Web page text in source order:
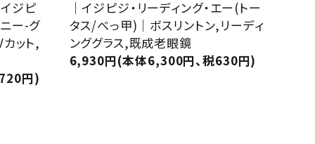
ジピ
ー-グ
ット,
円)
｜イジピジ・リーディング・エー(トー
タス/べっ甲)｜ボスリントン,リーディ
ンググラス,既成老眼鏡
6,930円(本体6,300円、税630円)